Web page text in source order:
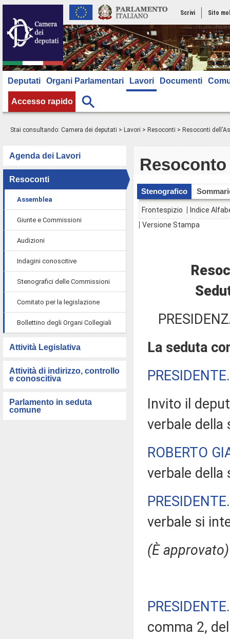
Scrivi Sito
Deputati Organi Parlamentari Lavori Documenti
Accesso rapido
Stai consultando: Camera dei deputati > Lavori > Resoconti > Resoconti
Agenda dei Lavori
Resoconti
Assemblea
Giunte e Commissioni
Audizioni
Indagini conoscitive
Stenografici delle Commissioni
Comitato per la legislazione
Bollettino degli Organi Collegiali
Attività Legislativa
Attività di indirizzo, controllo
e conoscitiva
Parlamento in seduta
comune
Stenografico
Frontespizio
Indice
Versione Stampa
La seduta
PRESIDENTE
Invito il
verbale della
ROBERTO
verbale della
PRESIDENTE
verbale si
(È approvato)
PRESIDENTE
comma 2,